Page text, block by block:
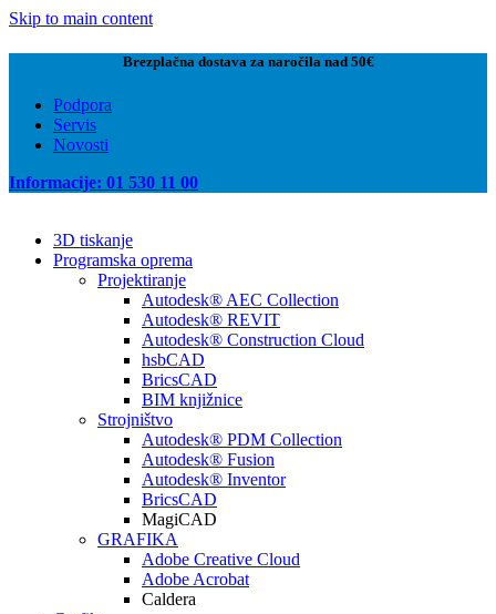
Skip to main content
Brezplačna dostava za naročila nad 50€
Podpora
Servis
Novosti
Informacije: 01 530 11 00
3D tiskanje
Programska oprema
Projektiranje
Autodesk® AEC Collection
Autodesk® REVIT
Autodesk® Construction Cloud
hsbCAD
BricsCAD
BIM knjižnice
Strojništvo
Autodesk® PDM Collection
Autodesk® Fusion
Autodesk® Inventor
BricsCAD
MagiCAD
GRAFIKA
Adobe Creative Cloud
Adobe Acrobat
Caldera